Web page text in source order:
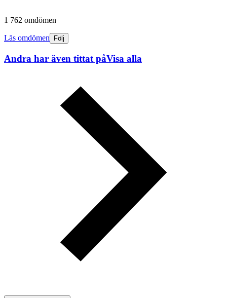
1 762 omdömen
Läs omdömen Följ
Andra har även tittat påVisa alla